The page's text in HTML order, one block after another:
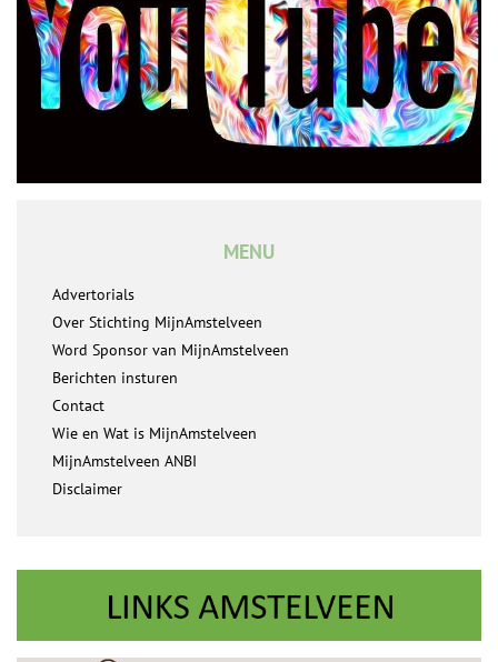
MENU
Advertorials
Over Stichting MijnAmstelveen
Word Sponsor van MijnAmstelveen
Berichten insturen
Contact
Wie en Wat is MijnAmstelveen
MijnAmstelveen ANBI
Disclaimer